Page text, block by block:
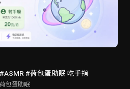
#ASMR #荷包蛋助眠 吃手指
荷包蛋助眠